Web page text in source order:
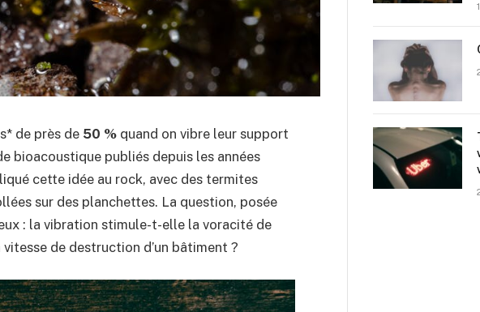
de près de 50 % quand on vibre leur support
bioacoustique publiés depuis les années
cette idée au rock, avec des termites
sur des planchettes. La question, posée
: la vibration stimule-t-elle la voracité de
de destruction d’un bâtiment ?